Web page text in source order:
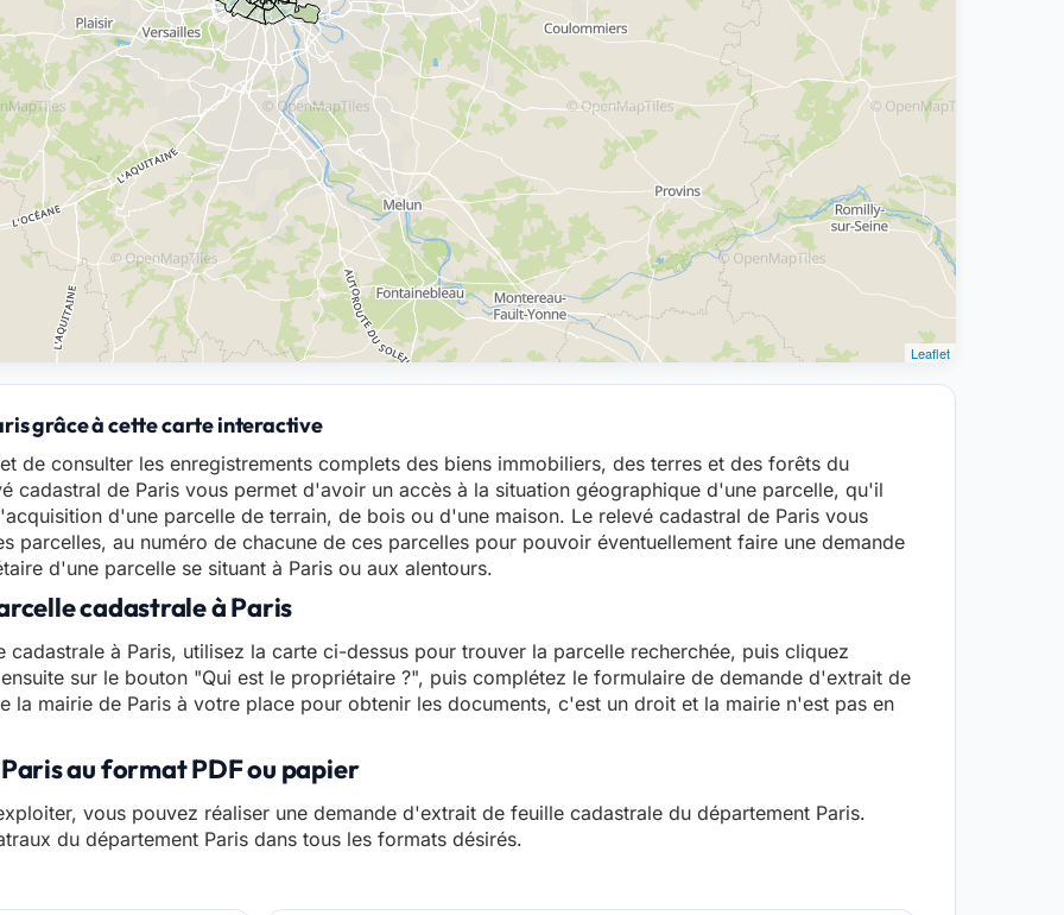
Leaflet
grâce à cette carte interactive
de consulter les enregistrements complets des biens immobiliers, des terres et des forêts du
cadastral de Paris vous permet d'avoir un accès à la situation géographique d'une parcelle, qu'il
d'une parcelle de terrain, de bois ou d'une maison. Le relevé cadastral de Paris vous
parcelles, au numéro de chacune de ces parcelles pour pouvoir éventuellement faire une demande
d'une parcelle se situant à Paris ou aux alentours.
cadastrale à Paris
à Paris, utilisez la carte ci-dessus pour trouver la parcelle recherchée, puis cliquez
sur le bouton "Qui est le propriétaire ?", puis complétez le formulaire de demande d'extrait de
la mairie de Paris à votre place pour obtenir les documents, c'est un droit et la mairie n'est pas en
au format PDF ou papier
vous pouvez réaliser une demande d'extrait de feuille cadastrale du département Paris.
du département Paris dans tous les formats désirés.